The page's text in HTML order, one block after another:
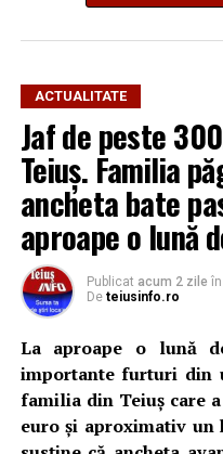
ACTUALITATE
Jaf de peste
Teiuș. Familia
ancheta bate
aproape o lună
Publicat acum 2 zile în
De teiusinfo.ro
La aproape o lună
importante furturi din
familia din Teiuș care
euro și aproximativ